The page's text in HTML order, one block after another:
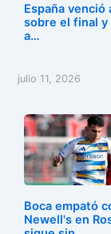
España venció
sobre el final y
a…
julio 11, 2026
Boca empató
Newell's en